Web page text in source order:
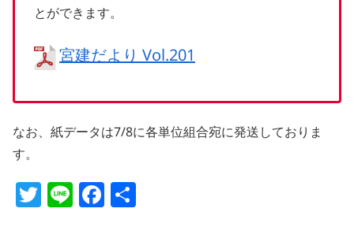
とができます。
宮建だより Vol.201
なお、紙データは7/8に各単位組合宛に発送しておりま
す。
T Li F